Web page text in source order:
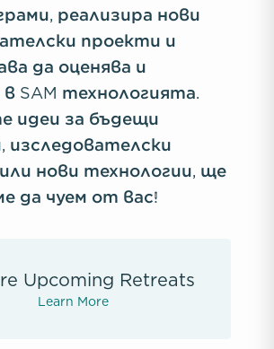
реализира нови
проекти и
да оценява и
в SAM технологията.
идеи за бъдещи
изследователски
нови технологии, ще
да чуем от вас!
Upcoming Retreats
Learn More